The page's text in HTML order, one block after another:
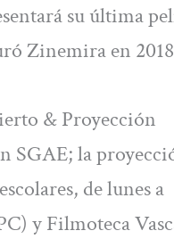
su última
Zinemira en
& Proyección
SGAE; la
de lunes a
y Filmoteca